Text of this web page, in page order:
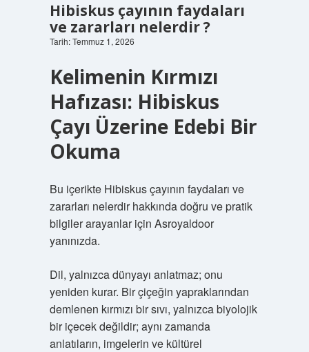
Hibiskus çayının faydaları
ve zararları nelerdir ?
Tarih: Temmuz 1, 2026
Kelimenin Kırmızı
Hafızası: Hibiskus
Çayı Üzerine Edebi Bir
Okuma
Bu içerikte Hibiskus çayının faydaları ve
zararları nelerdir hakkında doğru ve pratik
bilgiler arayanlar için Asroyaldoor
yanınızda.
Dil, yalnızca dünyayı anlatmaz; onu
yeniden kurar. Bir çiçeğin yapraklarından
demlenen kırmızı bir sıvı, yalnızca biyolojik
bir içecek değildir; aynı zamanda
anlatıların, imgelerin ve kültürel